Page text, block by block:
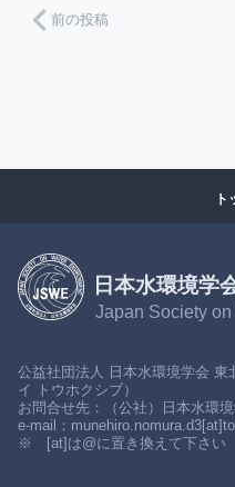
前の投稿
日本水環境学
Japan Society
公益社団法人 日本水環境学会 東
イ トウホクシブ）
お問合せ先：（公社）日本水環
e-mail：
※ [at]は@に置き換えて下さい